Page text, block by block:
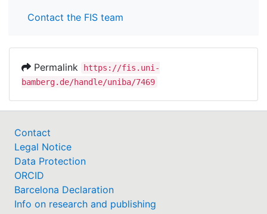
Contact the FIS team
Permalink
https://fis.uni-
bamberg.de/handle/uniba/7469
Contact
Legal Notice
Data Protection
ORCID
Barcelona Declaration
Info on research and publishing